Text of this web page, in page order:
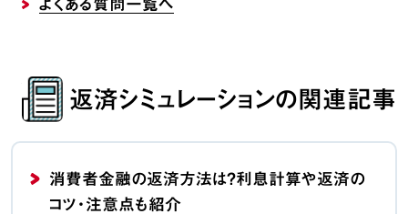
よくある質問一覧へ
返済シミュレーションの関連記事
消費者金融の返済方法は？利息計算や返済の
コツ・注意点も紹介